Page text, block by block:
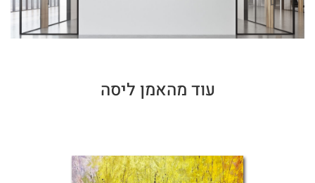
עוד מהאמן ליסה